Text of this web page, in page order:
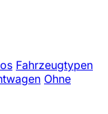
Fahrzeugtypen
Ohne